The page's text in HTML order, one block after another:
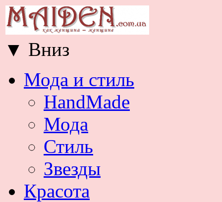
▼ Вниз
Мода и стиль
HandMade
Мода
Стиль
Звезды
Красота